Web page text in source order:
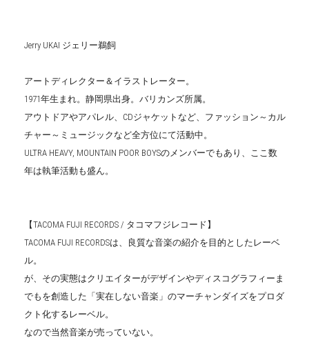
Jerry UKAI ジェリー鵜飼
アートディレクター＆イラストレーター。
1971年生まれ。静岡県出身。バリカンズ所属。
アウトドアやアパレル、CDジャケットなど、ファッション～カル
チャー～ミュージックなど全方位にて活動中。
ULTRA HEAVY, MOUNTAIN POOR BOYSのメンバーでもあり、ここ数
年は執筆活動も盛ん。
【TACOMA FUJI RECORDS / タコマフジレコード】
TACOMA FUJI RECORDSは、良質な音楽の紹介を目的としたレーベ
ル。
が、その実態はクリエイターがデザインやディスコグラフィーま
でもを創造した「実在しない音楽」のマーチャンダイズをプロダ
クト化するレーベル。
なので当然音楽が売っていない。